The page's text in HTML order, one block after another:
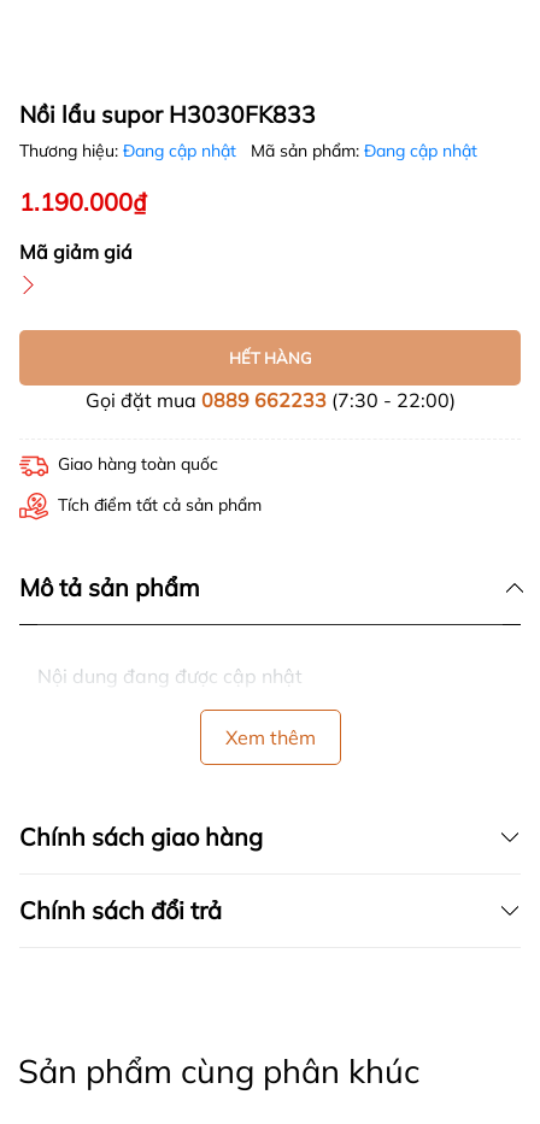
Nồi lẩu supor H3030FK833
Thương hiệu: Đang cập nhật Mã sản phẩm: Đang cập nhật
1.190.000₫
Mã giảm giá
HẾT HÀNG
Gọi đặt mua 0889 662233(7:30 - 22:00)
Giao hàng toàn quốc
Tích điểm tất cả sản phẩm
Mô tả sản phẩm
Nội dung đang được cập nhật
Xem thêm
Chính sách giao hàng
Chính sách đổi trả
Sản phẩm cùng phân khúc